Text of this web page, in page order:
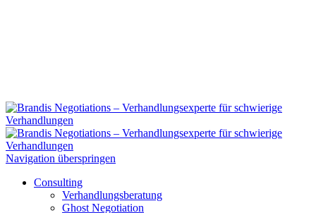
Navigation überspringen
Consulting
Verhandlungsberatung
Ghost Negotiation